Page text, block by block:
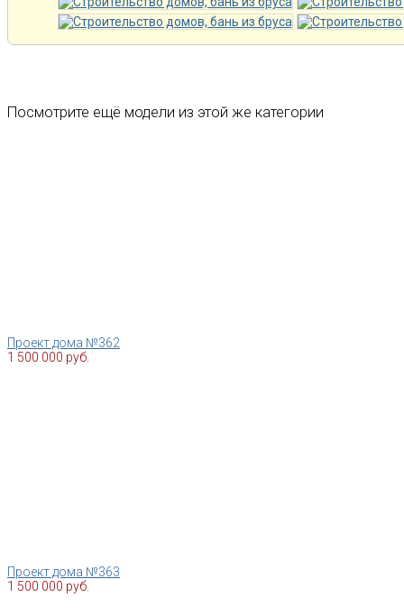
Посмотрите ещё модели из этой же категории
Проект дома №362
1 500 000 руб.
Проект дома №363
1 500 000 руб.